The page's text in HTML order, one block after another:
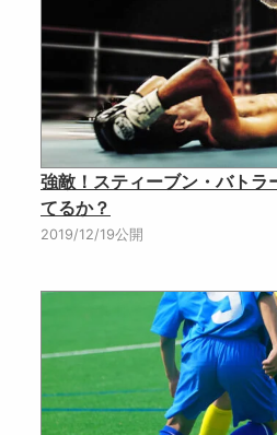
強敵！スティーブン・バトラ
てるか？
2019/12/19公開